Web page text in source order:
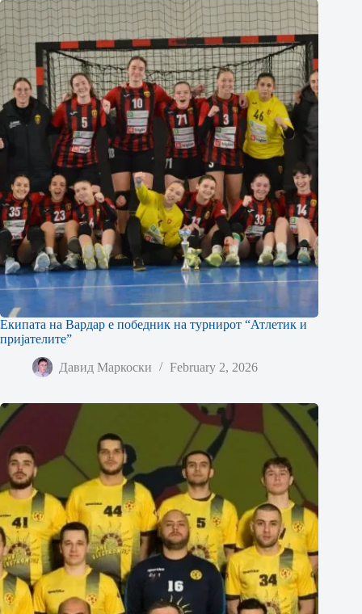
Екипата на Вардар е победник на турнирот “Атлетик и
пријателите”
Давид Маркоски February 2, 2026